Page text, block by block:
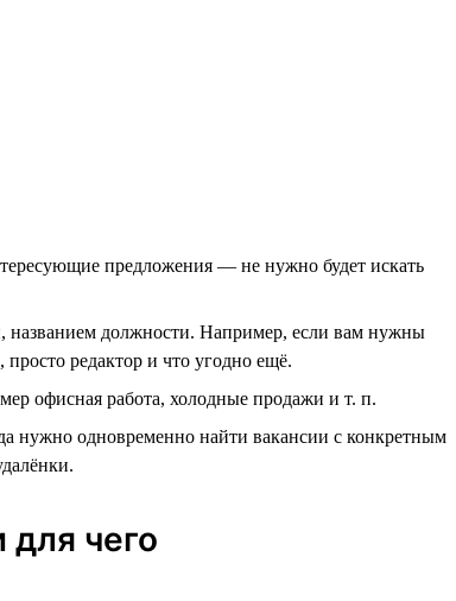
предложения — не нужно будет искать
названием должности. Например, если вам нужны
редактор и что угодно ещё.
офисная работа, холодные продажи и т. п.
нужно одновременно найти вакансии с конкретным
чего